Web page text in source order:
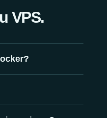
VPS.